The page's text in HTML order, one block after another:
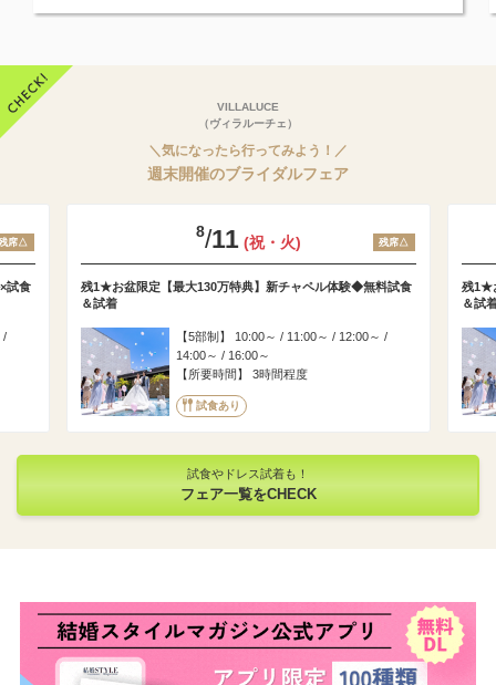
VILLALUCE
（ヴィラルーチェ）
＼気になったら行ってみよう！／
週末開催のブライダルフェア
席△
試食
/
8/11 (祝・火) 残席△
残1★お盆限定【最大130万特典】新チャペル体験◆無料試食
＆試着
5部制
10:00～ / 11:00～ / 12:00～ /
14:00～ / 16:00～
所要時間
3時間程度
試食あり
残1★
＆試
試食やドレス試着も！
フェア一覧をCHECK